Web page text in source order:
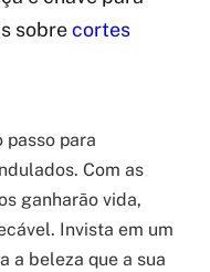
sobrecortes
para
Com as
ganharão vida,
Invista em um
a beleza que a sua